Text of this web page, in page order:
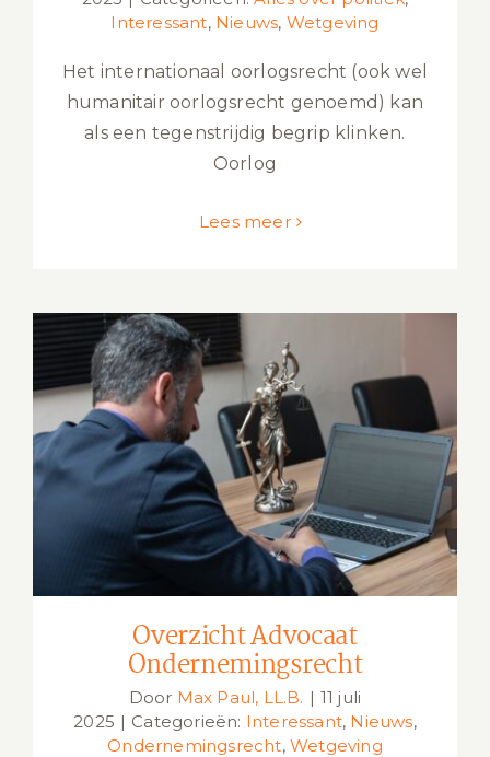
Interessant, Nieuws, Wetgeving
Het internationaal oorlogsrecht (ook wel
humanitair oorlogsrecht genoemd) kan
als een tegenstrijdig begrip klinken.
Oorlog
Lees meer
Overzicht Advocaat
Ondernemingsrecht
Overzicht Advocaat
Ondernemingsrecht
Door Max Paul, LL.B. | 11 juli
2025 | Categorieën: Interessant, Nieuws,
Ondernemingsrecht, Wetgeving